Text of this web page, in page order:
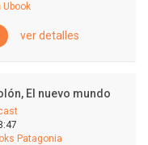
Ubook
ver detalles
El nuevo mundo
Patagonia